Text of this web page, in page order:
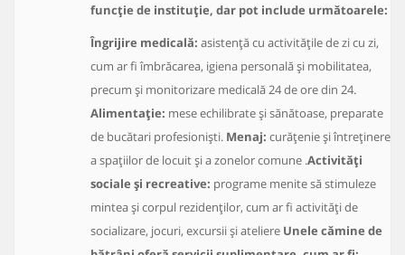
funcție de instituție, dar pot include următoarele:
Îngrijire medicală: asistență cu activitățile de zi cu zi,
cum ar fi îmbrăcarea, igiena personală și mobilitatea,
precum și monitorizare medicală 24 de ore din 24.
Alimentație: mese echilibrate și sănătoase, preparate
de bucătari profesioniști. Menaj: curățenie și întreținere
a spațiilor de locuit și a zonelor comune .Activități
sociale și recreative: programe menite să stimuleze
mintea și corpul rezidenților, cum ar fi activități de
socializare, jocuri, excursii și ateliere Unele cămine de